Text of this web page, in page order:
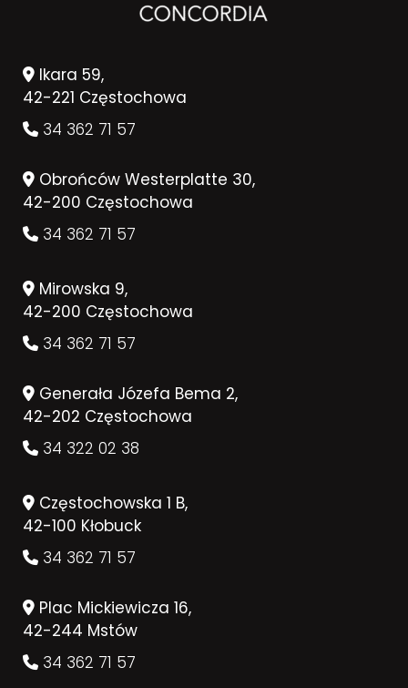
Ikara 59,
42-221 Częstochowa
34 362 71 57
Obrońców Westerplatte 30,
42-200 Częstochowa
34 362 71 57
Mirowska 9,
42-200 Częstochowa
34 362 71 57
Generała Józefa Bema 2,
42-202 Częstochowa
34 322 02 38
Częstochowska 1 B,
42-100 Kłobuck
34 362 71 57
Plac Mickiewicza 16,
42-244 Mstów
34 362 71 57